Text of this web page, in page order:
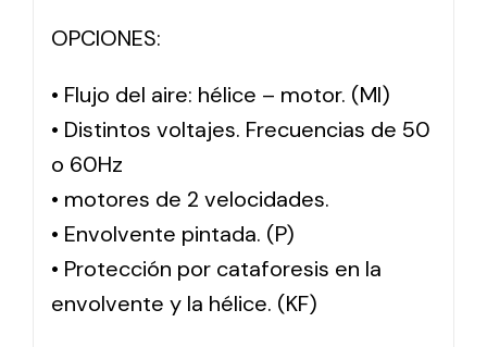
OPCIONES:
• Flujo del aire: hélice – motor. (MI)
• Distintos voltajes. Frecuencias de 50
o 60Hz
• motores de 2 velocidades.
• Envolvente pintada. (P)
• Protección por cataforesis en la
envolvente y la hélice. (KF)